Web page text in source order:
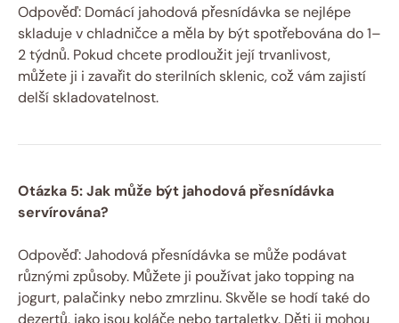
Odpověď: Domácí jahodová přesnídávka se nejlépe
skladuje v chladničce a měla by být spotřebována do 1–
2 týdnů. Pokud chcete prodloužit její trvanlivost,
můžete ji i zavařit do sterilních sklenic, což vám zajistí
delší skladovatelnost.
Otázka 5: Jak může být jahodová přesnídávka
servírována?
Odpověď: Jahodová přesnídávka se může podávat
různými způsoby. Můžete ji používat jako topping na
jogurt, palačinky nebo zmrzlinu. Skvěle se hodí také do
dezertů, jako jsou koláče nebo tartaletky. Děti ji mohou